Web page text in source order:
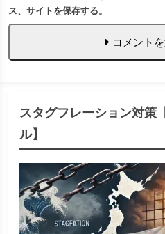
ス、サイトを保存する。
コメント
スタグフレーション対策
ル】